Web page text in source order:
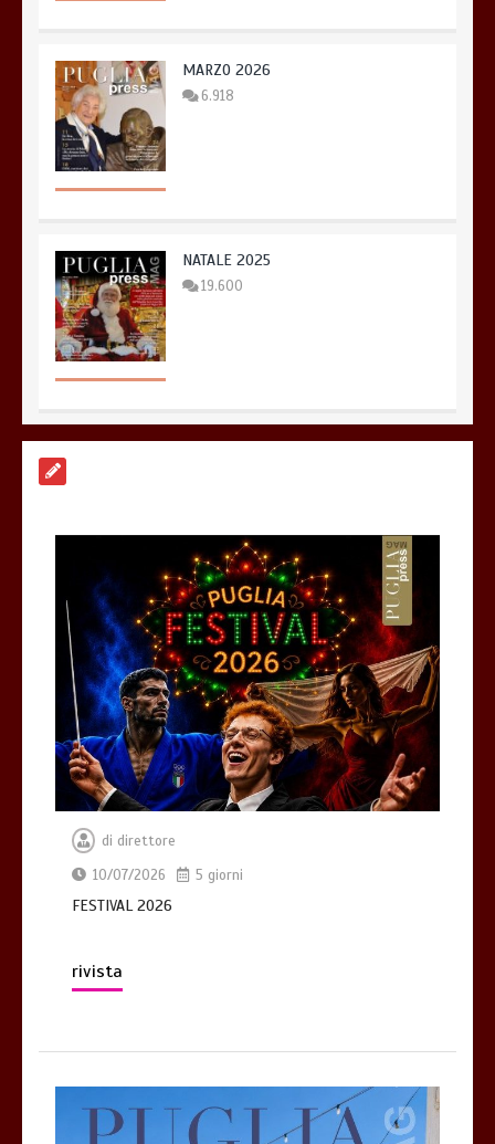
MARZO 2026
6.918
NATALE 2025
19.600
di direttore
10/07/2026
5 giorni
FESTIVAL 2026
rivista